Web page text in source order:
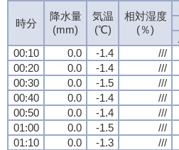
時分
降水量
(mm)
気温
(℃)
相対湿度
(％)
00:10
0.0 -1.4 ///
00:20
0.0 -1.4 ///
00:30
0.0 -1.5 ///
00:40
0.0 -1.4 ///
00:50
0.0 -1.4 ///
01:00
0.0 -1.5 ///
01:10
0.0 -1.3 ///